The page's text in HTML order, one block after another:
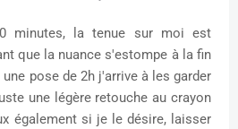
minutes, la tenue sur moi est
que la nuance s'estompe à la fin
pose de 2h j'arrive à les garder
une légère retouche au crayon
également si je le désire, laisser